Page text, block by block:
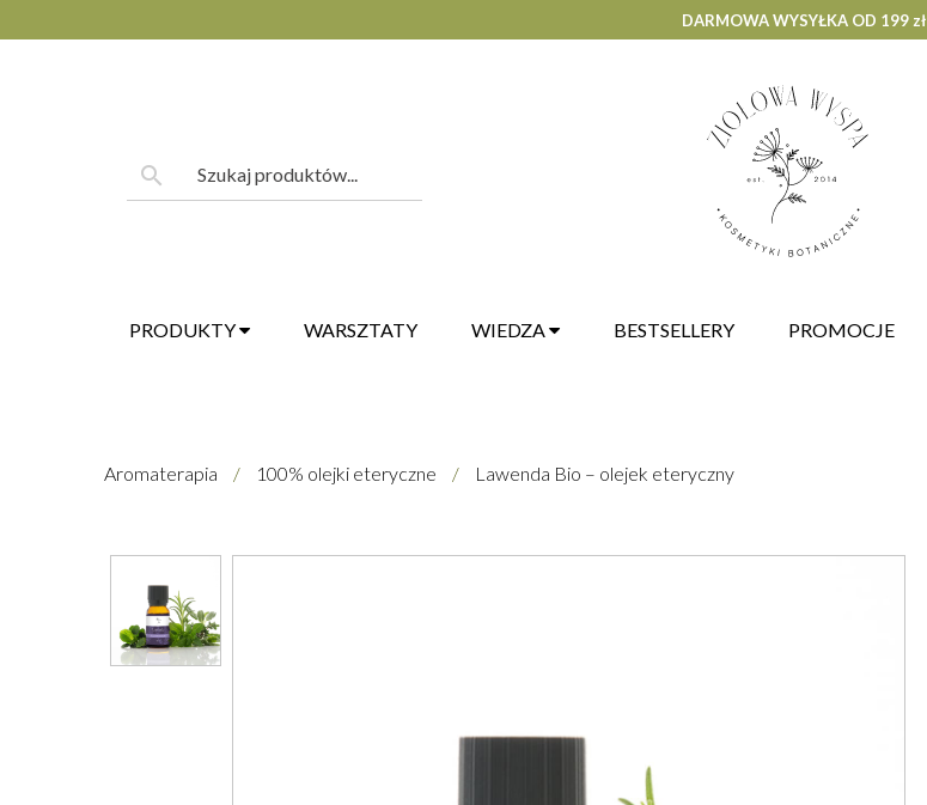
to
DARMOWA WYSYŁKA OD 199 zł
search
PRODUKTY WARSZTATY WIEDZA BESTSELLERY PROMOCJE
Aromaterapia / 100% olejki eteryczne / Lawenda Bio – olejek eteryczny